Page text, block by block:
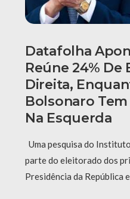
Datafolha
Reúne 24% De
Direita,
Bolsonaro Tem
Na Esquerda
Uma pesquisa do
parte do eleitorado dos
Presidência da República